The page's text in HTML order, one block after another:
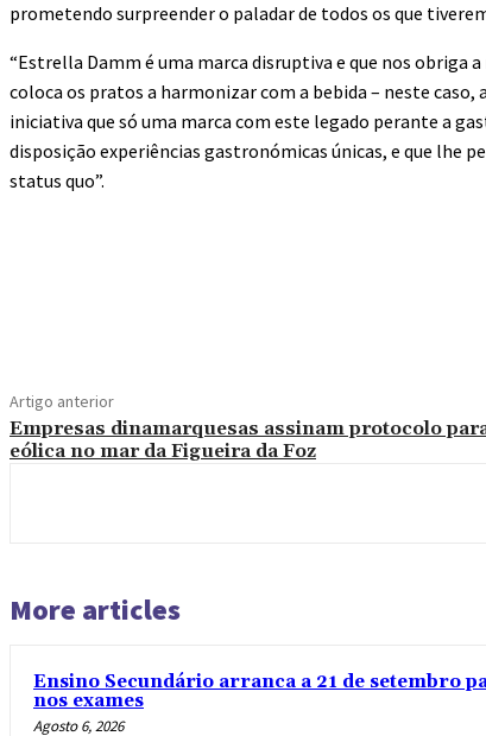
prometendo surpreender o paladar de todos os que
“Estrella Damm é uma marca disruptiva e que nos obriga
coloca os pratos a harmonizar com a bebida – neste
iniciativa que só uma marca com este legado perante a
disposição experiências gastronómicas únicas, e que lhe
status quo”.
Artigo anterior
Empresas dinamarquesas assinam protocolo
eólica no mar da Figueira da Foz
More articles
Ensino Secundário arranca a 21 de setembro
nos exames
Agosto 6, 2026